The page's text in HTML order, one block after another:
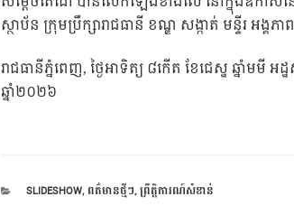
ស្ថាប័ន ក្រុមប្រឹក្សារាជធានី ខណ្ឌ សង្កាត់ មន្ទីរ អង្គភ
រាជធានីភ្នំពេញ, ថ្ងៃអាទិត្យ ៨កើត ខែជេស្ឋ ឆ្នាំម
ឆ្នាំ២០២៦
CATEGORIES
SLIDESHOW, ពត៌មានថ្មីៗ,ព្រឹត្តិការណ៍សំខាន់